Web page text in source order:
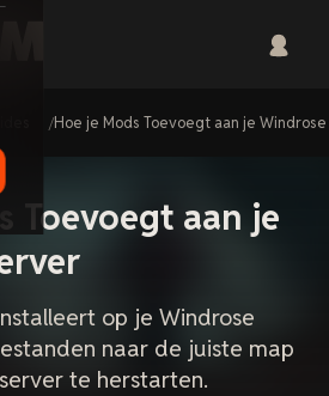
Hoe je Mods Toevoegt aan je
Toevoegt aan je
op je Windrose
naar de juiste map
te herstarten.